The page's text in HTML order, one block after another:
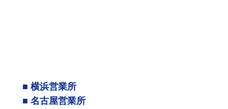
■ 横浜営業所
■ 名古屋営業所